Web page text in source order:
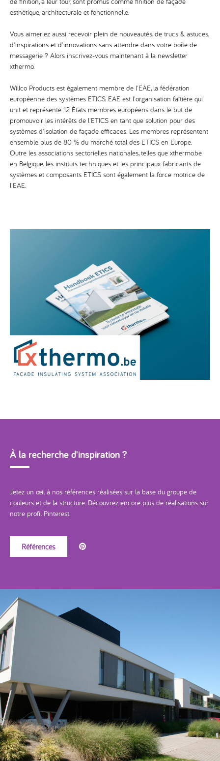
esthétique, architecturale et fonctionnelle.
Vous aimeriez aussi recevoir plein de nouveautés, de trucs & astuces,
d'inspirations et d'innovations sans attendre dans votre boîte de
messagerie ? Alors inscrivez-vous maintenant à la newsletter
xthermo.
Willco Products est également membre de l'EAE, la fédération
européenne des systèmes ETICS. EAE est l'organisation faîtière qui
unit et représente 12 États membres européens dans le but de
promouvoir les intérêts de l'ETICS en tant que solution pour des
systèmes d'isolation de façade efficaces. Les membres représentent
ensemble plus de 80 % du marché total des ETICS en Europe.
Outre les associations sectorielles nationales, telles que xthermo.be
en Belgique, les instituts techniques et les principaux fabricants de
systèmes et composants ETICS sont également la force motrice de
l'EAE.
À la recherche d'inspiration ?
Jetez un œil à nos références réalisées sur la base du groupe de
couleurs et de la structure. Découvrez encore plus de réalisations sur
notre profil Pinterest.
Références